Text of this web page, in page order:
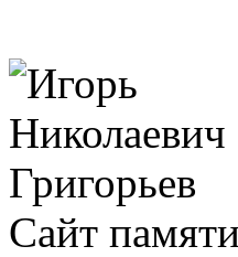
Сайт